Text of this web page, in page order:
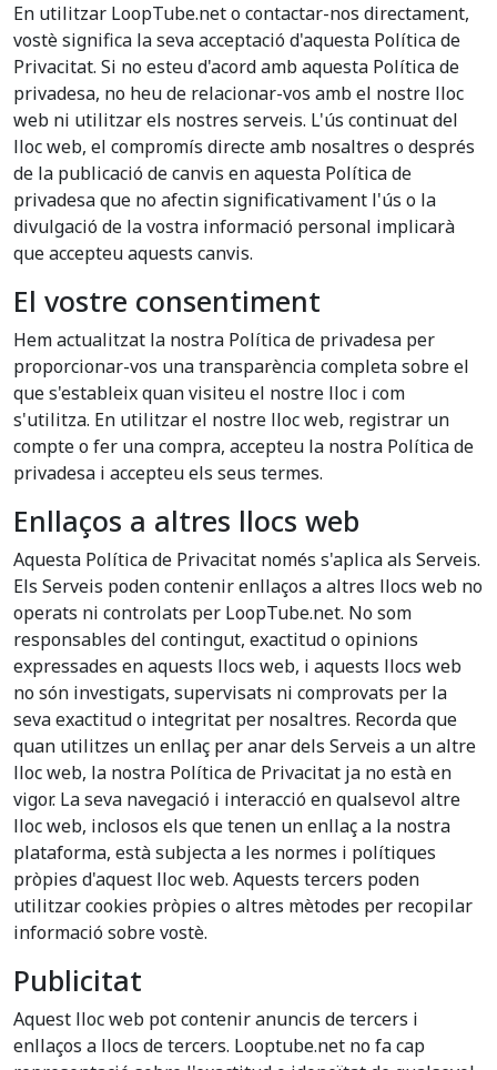
En utilitzar LoopTube.net o contactar-nos directament,
vostè significa la seva acceptació d'aquesta Política de
Privacitat. Si no esteu d'acord amb aquesta Política de
privadesa, no heu de relacionar-vos amb el nostre lloc
web ni utilitzar els nostres serveis. L'ús continuat del
lloc web, el compromís directe amb nosaltres o després
de la publicació de canvis en aquesta Política de
privadesa que no afectin significativament l'ús o la
divulgació de la vostra informació personal implicarà
que accepteu aquests canvis.
El vostre consentiment
Hem actualitzat la nostra Política de privadesa per
proporcionar-vos una transparència completa sobre el
que s'estableix quan visiteu el nostre lloc i com
s'utilitza. En utilitzar el nostre lloc web, registrar un
compte o fer una compra, accepteu la nostra Política de
privadesa i accepteu els seus termes.
Enllaços a altres llocs web
Aquesta Política de Privacitat només s'aplica als Serveis.
Els Serveis poden contenir enllaços a altres llocs web no
operats ni controlats per LoopTube.net. No som
responsables del contingut, exactitud o opinions
expressades en aquests llocs web, i aquests llocs web
no són investigats, supervisats ni comprovats per la
seva exactitud o integritat per nosaltres. Recorda que
quan utilitzes un enllaç per anar dels Serveis a un altre
lloc web, la nostra Política de Privacitat ja no està en
vigor. La seva navegació i interacció en qualsevol altre
lloc web, inclosos els que tenen un enllaç a la nostra
plataforma, està subjecta a les normes i polítiques
pròpies d'aquest lloc web. Aquests tercers poden
utilitzar cookies pròpies o altres mètodes per recopilar
informació sobre vostè.
Publicitat
Aquest lloc web pot contenir anuncis de tercers i
enllaços a llocs de tercers. Looptube.net no fa cap